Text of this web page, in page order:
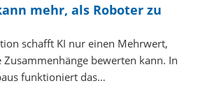
mehr, als Roboter zu
schafft KI nur einen Mehrwert,
bewerten kann. In
funktioniert das…